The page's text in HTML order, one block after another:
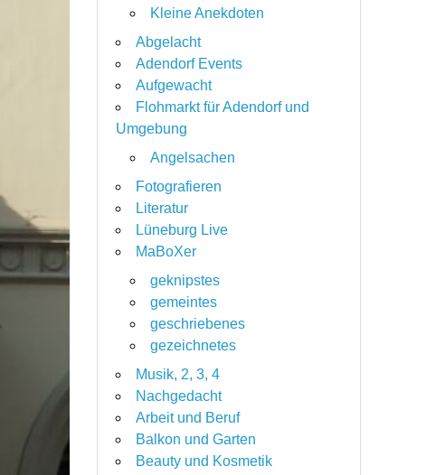
Kleine Anekdoten
Abgelacht
Adendorf Events
Aufgewacht
Flohmarkt für Adendorf und
Umgebung
Angelsachen
Fotografieren
Literatur
Lüneburg Live
MaBoXer
geknipstes
gemeintes
geschriebenes
gezeichnetes
Musik, 2, 3, 4
Nachgedacht
Arbeit und Beruf
Balkon und Garten
Beauty und Kosmetik